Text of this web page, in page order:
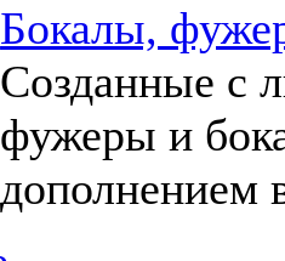
Бокалы,
Созданные с
фужеры и
дополнением